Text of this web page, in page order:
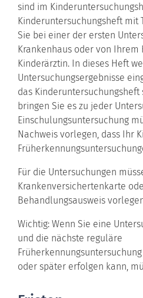
sind im
Kinderuntersuchungsheft
Sie bei einer der ersten
Krankenhaus oder von
Kinderärztin. In dieses Heft
Untersuchungsergebnisse
das
bringen Sie es zu jeder
Einschulungsuntersuchung
Nachweis vorlegen, dass Ihr
Für die Untersuchungen
Krankenversichertenkarte
Behandlungsausweis
Wichtig: Wenn Sie eine
und die nächste reguläre
oder später erfolgen kann,